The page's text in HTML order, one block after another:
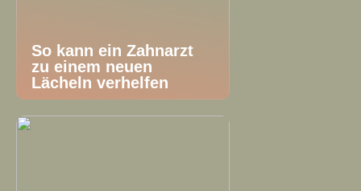
So kann ein Zahnarzt
zu einem neuen
Lächeln verhelfen